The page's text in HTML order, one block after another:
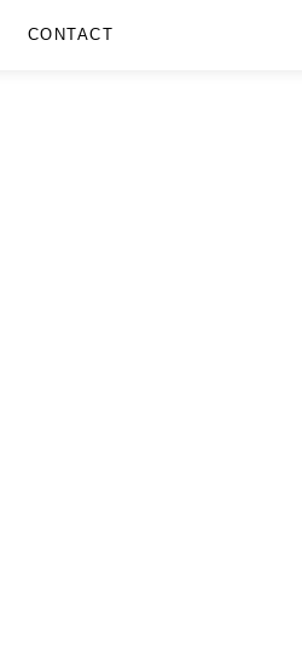
CONTACT